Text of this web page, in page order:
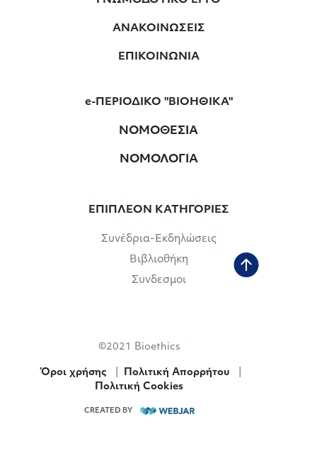
ΑΝΑΚΟΙΝΩΣΕΙΣ
ΕΠΙΚΟΙΝΩΝΙΑ
e-ΠΕΡΙΟΔΙΚΟ "ΒΙΟΗΘΙΚΑ"
ΝΟΜΟΘΕΣΙΑ
ΝΟΜΟΛΟΓΙΑ
ΕΠΙΠΛΕΟΝ ΚΑΤΗΓΟΡΙΕΣ
Συνέδρια-Εκδηλώσεις
Βιβλιοθήκη
Συνδεσμοι
©2021 Bioethics
Όροι χρήσης Πολιτική Απορρήτου
Πολιτική Cookies
CREATED BY